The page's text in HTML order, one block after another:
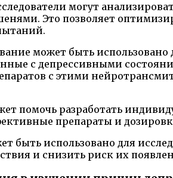
могут
Это позволяет
может быть
с депрессивными
с этими
помочь разработать
препараты и
быть использовано для
и снизить риск их